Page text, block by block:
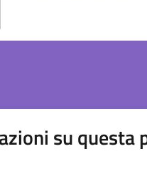
su questa